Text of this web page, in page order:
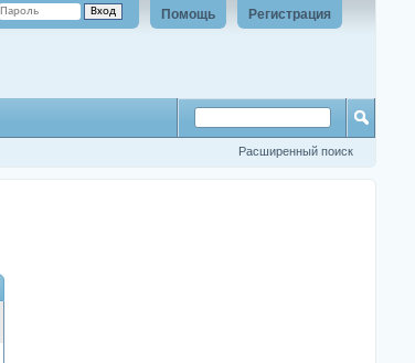
Регистрация
Помощь
Расширенный поиск